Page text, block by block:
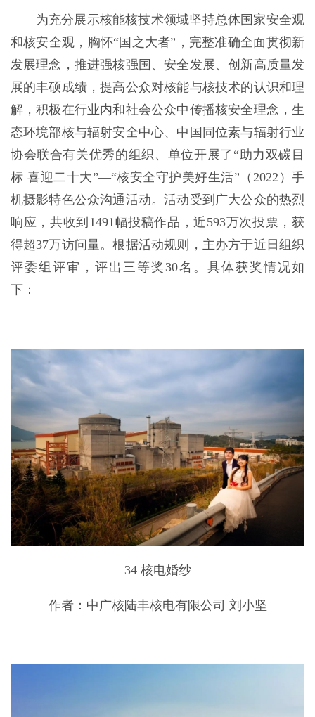
为充分展示核能核技术领域坚持总体国家安全观
和核安全观，胸怀“国之大者”，完整准确全面贯彻新
发展理念，推进强核强国、安全发展、创新高质量发
展的丰硕成绩，提高公众对核能与核技术的认识和理
解，积极在行业内和社会公众中传播核安全理念，生
态环境部核与辐射安全中心、中国同位素与辐射行业
协会联合有关优秀的组织、单位开展了“助力双碳目
标 喜迎二十大”—“核安全守护美好生活”（2022）手
机摄影特色公众沟通活动。活动受到广大公众的热烈
响应，共收到1491幅投稿作品，近593万次投票，获
得超37万访问量。根据活动规则，主办方于近日组织
评委组评审，评出三等奖30名。具体获奖情况如
下：
34 核电婚纱
作者：中广核陆丰核电有限公司 刘小坚